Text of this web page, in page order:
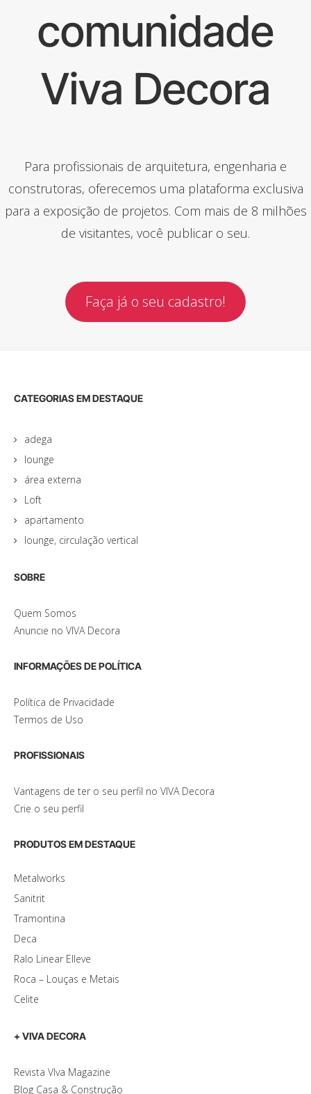
comunidade
Viva Decora
Para profissionais de arquitetura, engenharia e
construtoras, oferecemos uma plataforma exclusiva
para a exposição de projetos. Com mais de 8 milhões
de visitantes, você publicar o seu.
Faça já o seu cadastro!
CATEGORIAS EM DESTAQUE
adega
lounge
área externa
Loft
apartamento
lounge, circulação vertical
SOBRE
Quem Somos
Anuncie no VIVA Decora
INFORMAÇÕES DE POLÍTICA
Política de Privacidade
Termos de Uso
PROFISSIONAIS
Vantagens de ter o seu perfil no VIVA Decora
Crie o seu perfil
PRODUTOS EM DESTAQUE
Metalworks
Sanitrit
Tramontina
Deca
Ralo Linear Elleve
Roca – Louças e Metais
Celite
+ VIVA DECORA
Revista VIva Magazine
Blog Casa & Construção